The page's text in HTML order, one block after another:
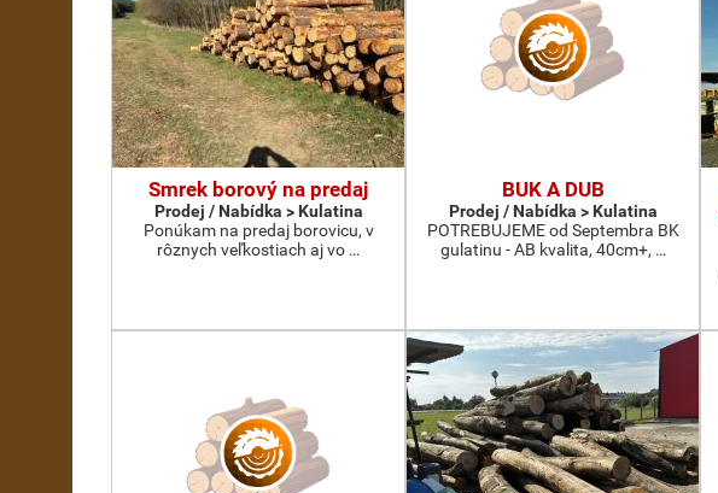
Smrek borový na predaj
Prodej / Nabídka > Kulatina
Ponúkam na predaj borovicu, v
rôznych veľkostiach aj vo …
BUK A DUB
Prodej / Nabídka > Kulatina
POTREBUJEME od Septembra BK
gulatinu - AB kvalita, 40cm+, …